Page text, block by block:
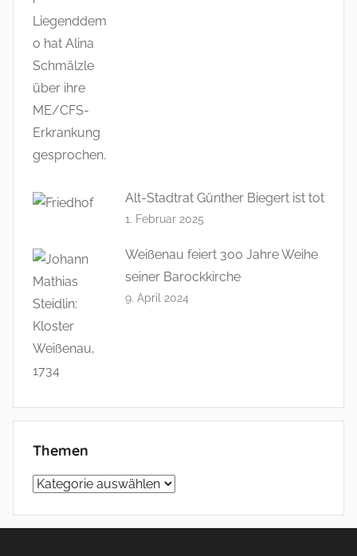
Alt-Stadtrat Günther Biegert ist tot
1. Februar 2025
Weißenau feiert 300 Jahre Weihe
seiner Barockkirche
9. April 2024
Themen
Themen